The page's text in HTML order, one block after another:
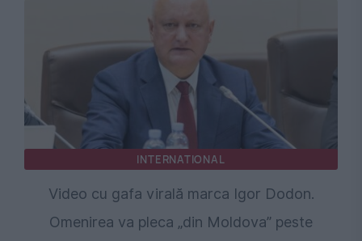
INTERNATIONAL
Video cu gafa virală marca Igor Dodon.
Omenirea va pleca „din Moldova” peste